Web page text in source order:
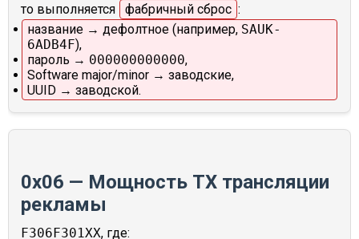
то выполняется
фабричный сброс :
название → дефолтное (например, SAUK-
6ADB4F),
пароль → 000000000000,
Software major/minor → заводские,
UUID → заводской.
0x06 — Мощность TX трансляции
рекламы
F306F301XX, где: